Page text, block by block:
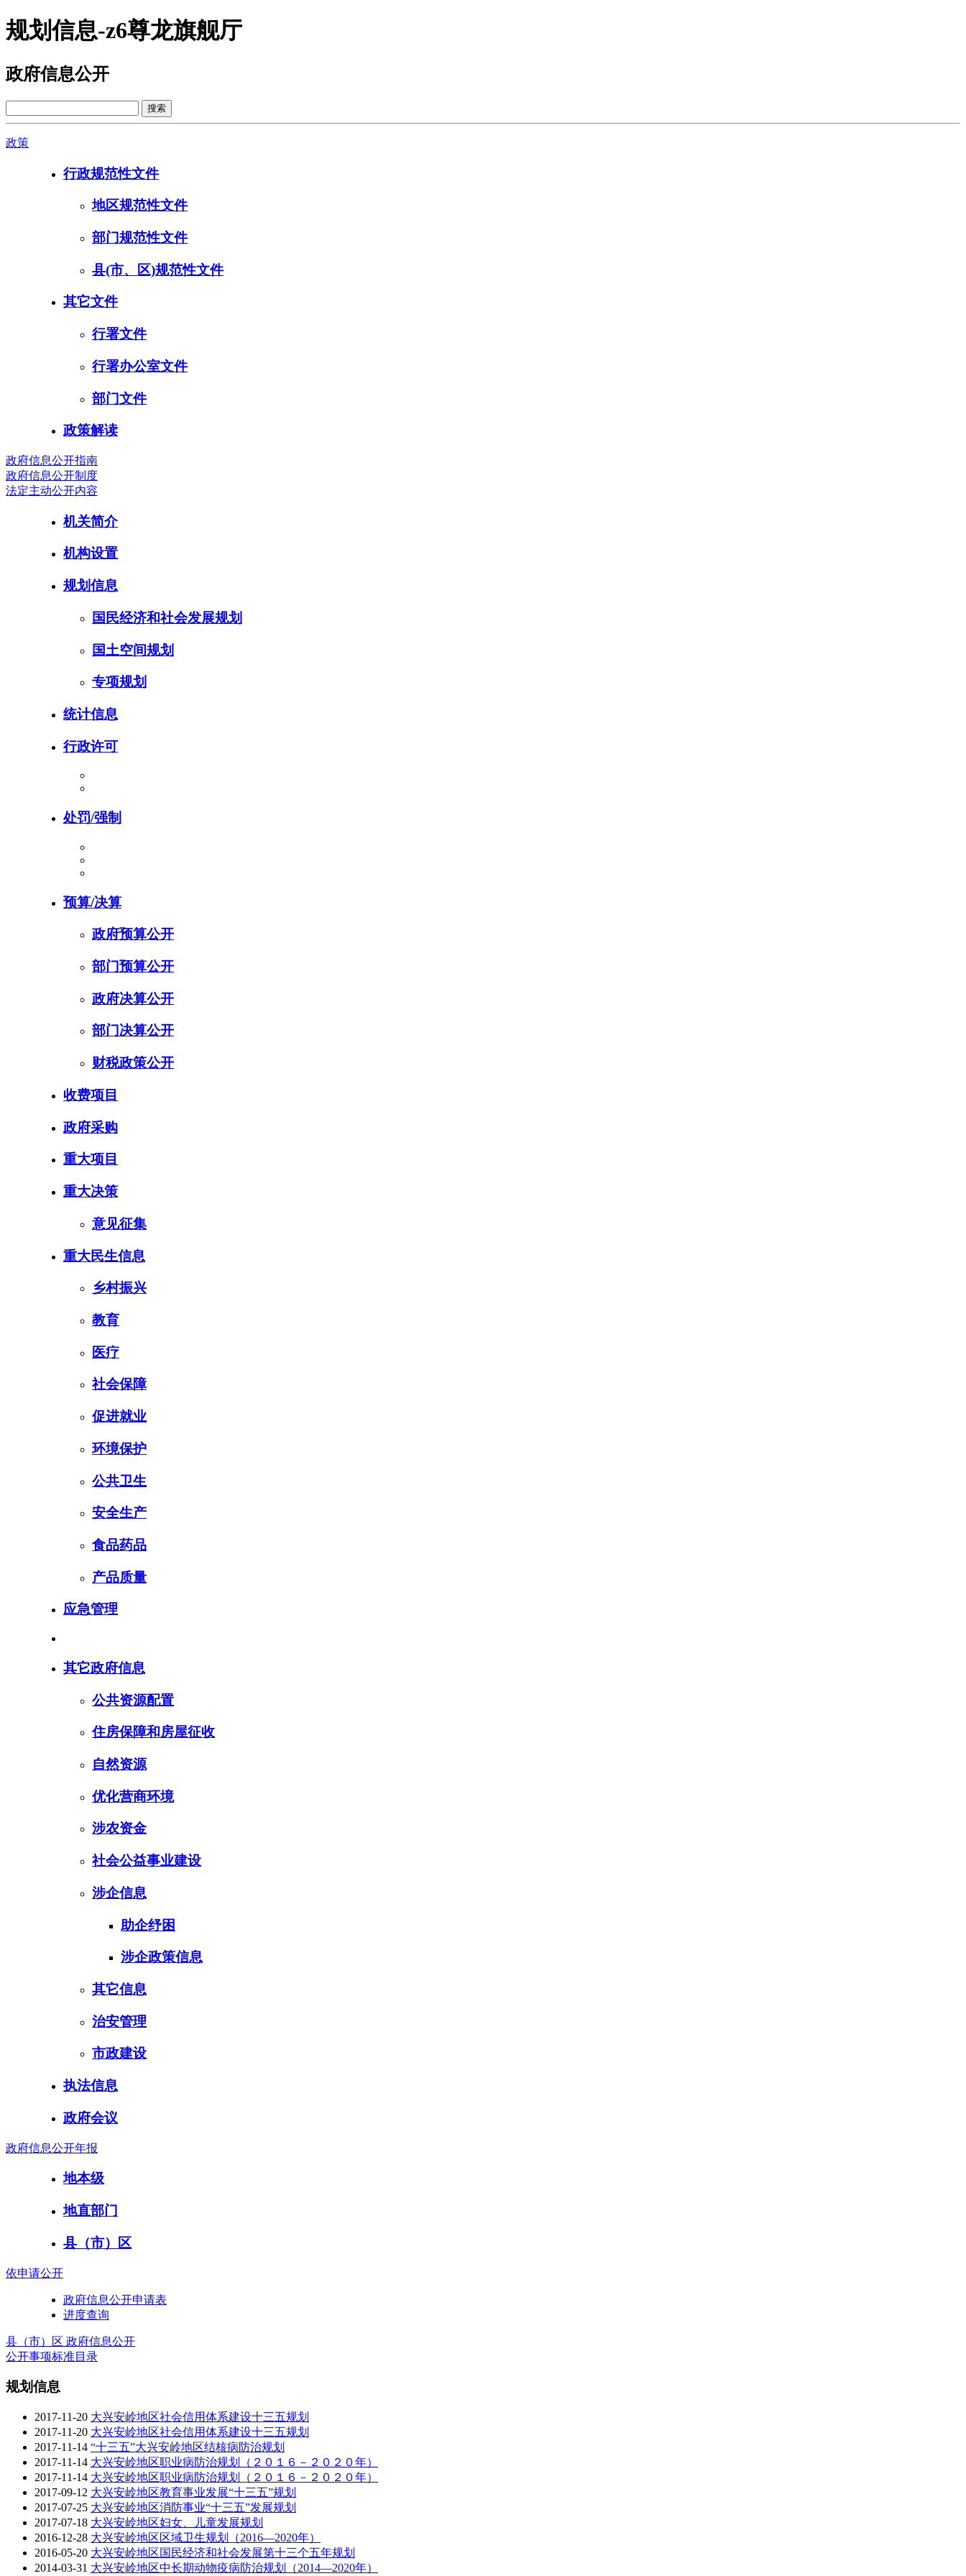
规划信息-z6尊龙旗舰厅
政府信息公开
政策
行政规范性文件
地区规范性文件
部门规范性文件
县(市、区)规范性文件
其它文件
行署文件
行署办公室文件
部门文件
政策解读
政府信息公开指南
政府信息公开制度
法定主动公开内容
机关简介
机构设置
规划信息
国民经济和社会发展规划
国土空间规划
专项规划
统计信息
行政许可
处罚/强制
预算/决算
政府预算公开
部门预算公开
政府决算公开
部门决算公开
财税政策公开
收费项目
政府采购
重大项目
重大决策
意见征集
重大民生信息
乡村振兴
教育
医疗
社会保障
促进就业
环境保护
公共卫生
安全生产
食品药品
产品质量
应急管理
其它政府信息
公共资源配置
住房保障和房屋征收
自然资源
优化营商环境
涉农资金
社会公益事业建设
涉企信息
助企纾困
涉企政策信息
其它信息
治安管理
市政建设
执法信息
政府会议
政府信息公开年报
地本级
地直部门
县（市）区
依申请公开
政府信息公开申请表
进度查询
县（市）区 政府信息公开
公开事项标准目录
规划信息
2017-11-20 大兴安岭地区社会信用体系建设十三五规划
2017-11-20 大兴安岭地区社会信用体系建设十三五规划
2017-11-14 “十三五”大兴安岭地区结核病防治规划
2017-11-14 大兴安岭地区职业病防治规划（２０１６－２０２０年）
2017-11-14 大兴安岭地区职业病防治规划（２０１６－２０２０年）
2017-09-12 大兴安岭地区教育事业发展“十三五”规划
2017-07-25 大兴安岭地区消防事业“十三五”发展规划
2017-07-18 大兴安岭地区妇女、儿童发展规划
2016-12-28 大兴安岭地区区域卫生规划（2016—2020年）
2016-05-20 大兴安岭地区国民经济和社会发展第十三个五年规划
2014-03-31 大兴安岭地区中长期动物疫病防治规划（2014—2020年）